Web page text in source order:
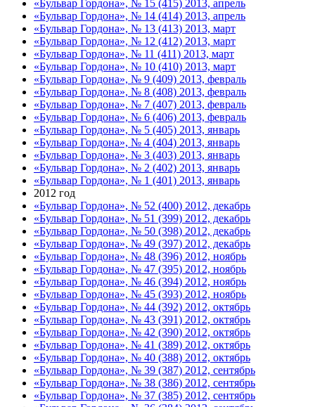
«Бульвар Гордона», № 15 (415) 2013, апрель
«Бульвар Гордона», № 14 (414) 2013, апрель
«Бульвар Гордона», № 13 (413) 2013, март
«Бульвар Гордона», № 12 (412) 2013, март
«Бульвар Гордона», № 11 (411) 2013, март
«Бульвар Гордона», № 10 (410) 2013, март
«Бульвар Гордона», № 9 (409) 2013, февраль
«Бульвар Гордона», № 8 (408) 2013, февраль
«Бульвар Гордона», № 7 (407) 2013, февраль
«Бульвар Гордона», № 6 (406) 2013, февраль
«Бульвар Гордона», № 5 (405) 2013, январь
«Бульвар Гордона», № 4 (404) 2013, январь
«Бульвар Гордона», № 3 (403) 2013, январь
«Бульвар Гордона», № 2 (402) 2013, январь
«Бульвар Гордона», № 1 (401) 2013, январь
2012 год
«Бульвар Гордона», № 52 (400) 2012, декабрь
«Бульвар Гордона», № 51 (399) 2012, декабрь
«Бульвар Гордона», № 50 (398) 2012, декабрь
«Бульвар Гордона», № 49 (397) 2012, декабрь
«Бульвар Гордона», № 48 (396) 2012, ноябрь
«Бульвар Гордона», № 47 (395) 2012, ноябрь
«Бульвар Гордона», № 46 (394) 2012, ноябрь
«Бульвар Гордона», № 45 (393) 2012, ноябрь
«Бульвар Гордона», № 44 (392) 2012, октябрь
«Бульвар Гордона», № 43 (391) 2012, октябрь
«Бульвар Гордона», № 42 (390) 2012, октябрь
«Бульвар Гордона», № 41 (389) 2012, октябрь
«Бульвар Гордона», № 40 (388) 2012, октябрь
«Бульвар Гордона», № 39 (387) 2012, сентябрь
«Бульвар Гордона», № 38 (386) 2012, сентябрь
«Бульвар Гордона», № 37 (385) 2012, сентябрь